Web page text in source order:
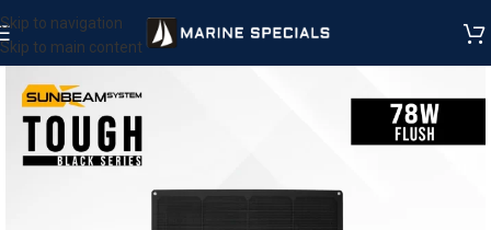
Skip to navigation
Skip to main content